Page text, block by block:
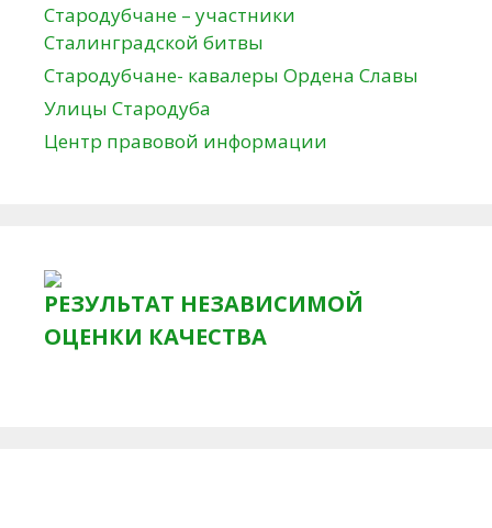
Стародубчане – участники
Сталинградской битвы
Стародубчане- кавалеры Ордена Славы
Улицы Стародуба
Центр правовой информации
РЕЗУЛЬТАТ НЕЗАВИСИМОЙ
ОЦЕНКИ КАЧЕСТВА